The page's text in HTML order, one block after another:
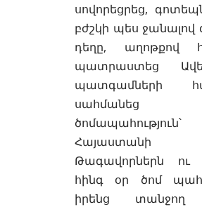
սովորեցրեց,
բժշկի պես
դեղը, աղոթքով
պատրաստեց
պատգամների
սահմանեց
Հայաստանի
Թագավորներն ու
հինգ օր ծոմ
իրենց տանջող